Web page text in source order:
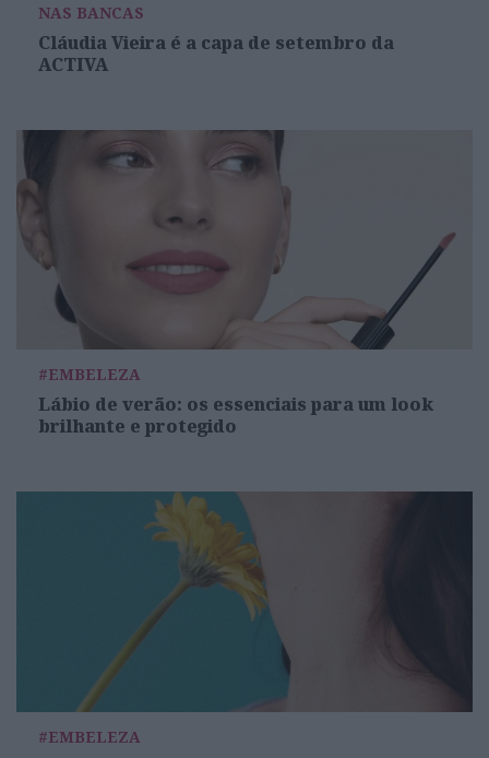
NAS BANCAS
Cláudia Vieira é a capa de setembro da
ACTIVA
#EMBELEZA
Lábio de verão: os essenciais para um look
brilhante e protegido
#EMBELEZA